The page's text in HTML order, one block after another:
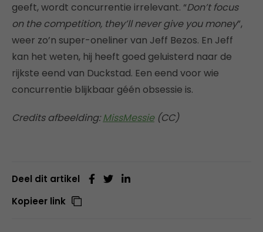
geeft, wordt concurrentie irrelevant. “Don’t focus
on the competition, they’ll never give you money”,
weer zo’n super-oneliner van Jeff Bezos. En Jeff
kan het weten, hij heeft goed geluisterd naar de
rijkste eend van Duckstad. Een eend voor wie
concurrentie blijkbaar géén obsessie is.
Credits afbeelding:MissMessie(CC)
Deel dit artikel
Kopieer link